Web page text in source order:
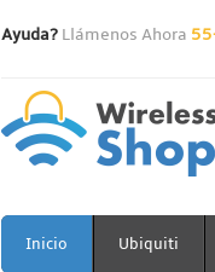
Ayuda? Llámenos Ahora
Inicio Ubiquiti